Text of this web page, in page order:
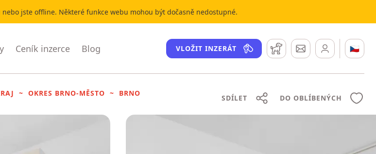
jste offline. Některé funkce webu mohou být dočasně nedostupné.
Ceník inzerce Blog VLOŽIT INZERÁT Hlídací pesZprávy 🇨🇿
OKRES BRNO-MĚSTO
BRNO
SDÍLET DO OBLÍBENÝCH